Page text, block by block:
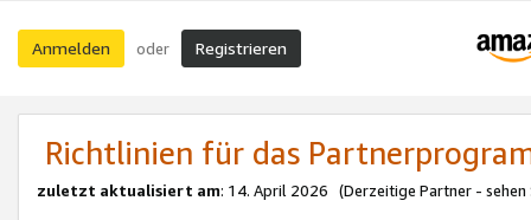
Anmelden oder Registrieren
Richtlinien für das
zuletzt aktualisiert am: 14. April 2026 (Derzeitige Partner - sehen